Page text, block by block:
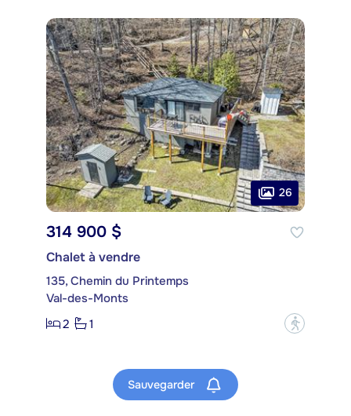
26
314 900 $
Chalet à vendre
135, Chemin du Printemps
Val-des-Monts
2
1 ?
Sauvegarder